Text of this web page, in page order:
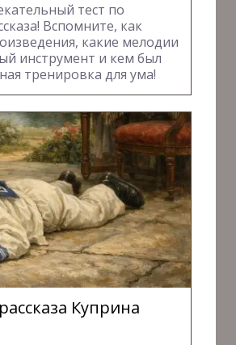
тест по
Вспомните, как
какие мелодии
инструмент и кем был
тренировка для ума!
Куприна